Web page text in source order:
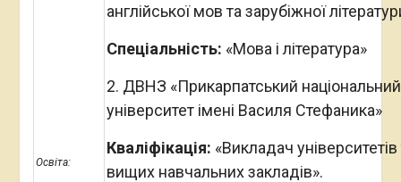
Освіта:
англійської мов та зарубіжної
Спеціальність: «Мова і література»
2. ДВНЗ «Прикарпатський національний
університет імені Василя Стефаника»
Кваліфікація: «Викладач університетів
вищих навчальних закладів».